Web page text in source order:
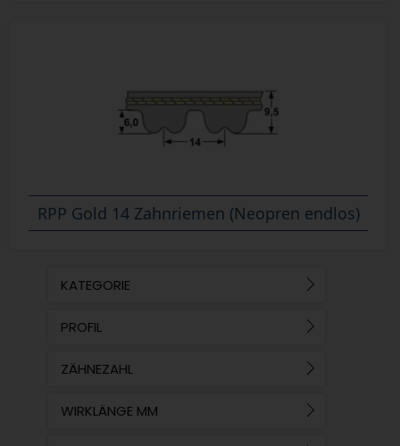
RPP Gold 14 Zahnriemen (Neopren endlos)
KATEGORIE
PROFIL
ZÄHNEZAHL
WIRKLÄNGE MM